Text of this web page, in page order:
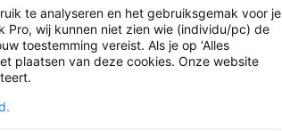
te analyseren en het gebruiksgemak voor je
Pro, wij kunnen niet zien wie (individu/pc) de
toestemming vereist. Als je op ‘Alles
plaatsen van deze cookies. Onze website